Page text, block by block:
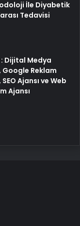
İle Diyabetik
Tedavisi
Dijital Medya
Google Reklam
SEO Ajansı ve Web
Ajansı